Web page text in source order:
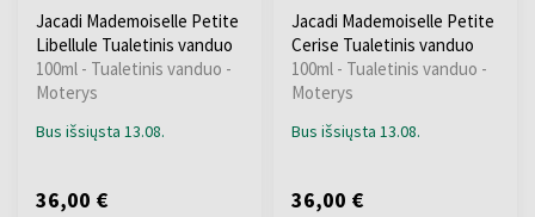
Jacadi Mademoiselle Petite
Libellule Tualetinis vanduo
100ml - Tualetinis vanduo -
Moterys
Bus išsiųsta 13.08.
36,00 €
Jacadi Mademoiselle Petite
Cerise Tualetinis vanduo
100ml - Tualetinis vanduo -
Moterys
Bus išsiųsta 13.08.
36,00 €